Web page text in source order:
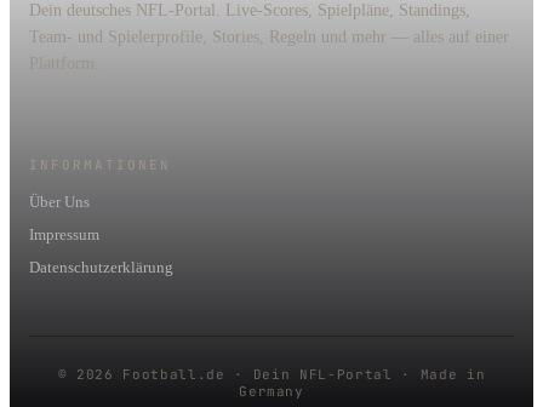
Dein deutsches NFL-Portal. Live-Scores, Spielpläne, Standings,
Team- und Spielerprofile, Stories, Regeln und mehr — alles auf einer
Plattform.
INFORMATIONEN
Über Uns
Impressum
Datenschutzerklärung
© 2026 Football.de · Dein NFL-Portal · Made in
Germany